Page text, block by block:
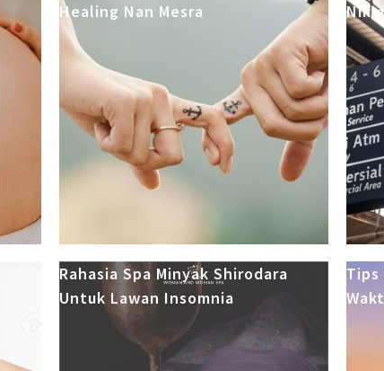
Healing Nan Mesra
Rahasia Spa Minyak Shirodara
Untuk Lawan Insomnia
Tips